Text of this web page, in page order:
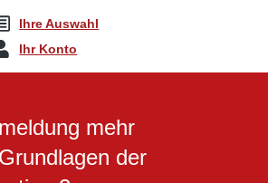
Ihre Auswahl
Ihr Konto
-Keine Anmeldung meh…
mehr
der